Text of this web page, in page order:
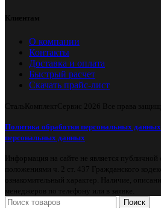
Клиентам
О компании
Контакты
Доставка и оплата
Быстрый расчет
Скачать прайс-лист
СтальКомплектСервис 2026 Все права
Политика обработки персональных
персональных данных
Информация на сайте не является
положениями ч. 2 ст. 437 Гражданского
ознакомительный характер. Наличие,
менеджеров по телефону или в заявке.
Поиск